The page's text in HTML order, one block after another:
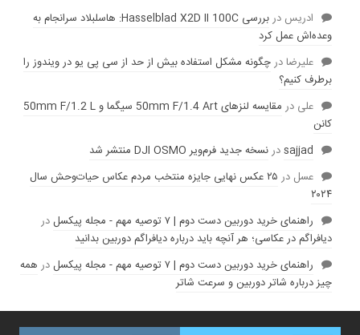
ادریس در
بررسی Hasselblad X2D II 100C: هاسلبلاد سرانجام به
وعده‌‌اش عمل کرد
عليرضادرچگونه مشکل استفاده بیش از حد از سی پی یو در ویندوز را
برطرف کنیم؟
علی در
مقایسه لنز‌های 50mm F/1.4 Art سیگما و 50mm F/1.2 L
کانن
sajjadدرنسخه جدید فرم‌ویر DJI OSMO منتشر شد
عسل در
۲۵ عکس نهایی جایزه منتخب مردم عکاس حیات‌وحش سال
۲۰۲۴
راهنمای خرید دوربین دست دوم | ۷ توصیه مهم - مجله پیکسل
در
دیافراگم در عکاسی؛ هر آنچه باید درباره دیافراگم دوربین بدانید
راهنمای خرید دوربین دست دوم | ۷ توصیه مهم - مجله پیکسل
در همه
چیز درباره شاتر دوربین و سرعت شاتر